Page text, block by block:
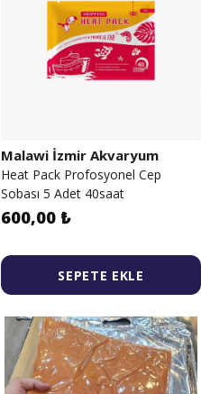
Malawi İzmir Akvaryum
Heat Pack Profosyonel Cep
Sobası 5 Adet 40saat
600,00 ₺
SEPETE EKLE